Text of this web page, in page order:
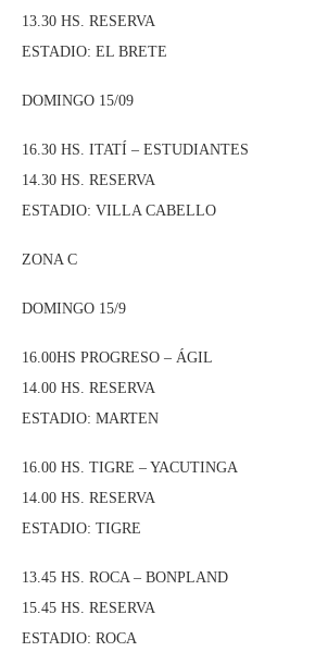
13.30 HS. RESERVA
ESTADIO: EL BRETE
DOMINGO 15/09
16.30 HS. ITATÍ – ESTUDIANTES
14.30 HS. RESERVA
ESTADIO: VILLA CABELLO
ZONA C
DOMINGO 15/9
16.00HS PROGRESO – ÁGIL
14.00 HS. RESERVA
ESTADIO: MARTEN
16.00 HS. TIGRE – YACUTINGA
14.00 HS. RESERVA
ESTADIO: TIGRE
13.45 HS. ROCA – BONPLAND
15.45 HS. RESERVA
ESTADIO: ROCA